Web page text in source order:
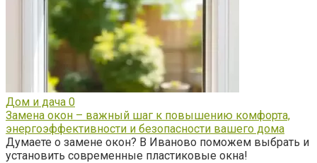
Дом и дача 0
Замена окон – важный шаг к повышению комфорта,
энергоэффективности и безопасности вашего дома
Думаете о замене окон? В Иваново поможем выбрать и
установить современные пластиковые окна!